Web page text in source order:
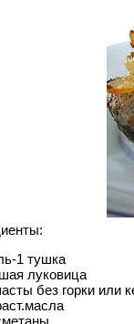
1 тушка
луковица
без горки или